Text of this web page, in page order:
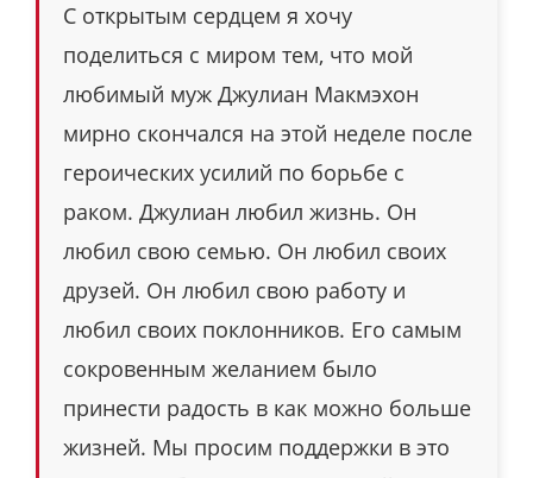
С открытым сердцем я хочу
поделиться с миром тем, что мой
любимый муж Джулиан Макмэхон
мирно скончался на этой неделе после
героических усилий по борьбе с
раком. Джулиан любил жизнь. Он
любил свою семью. Он любил своих
друзей. Он любил свою работу и
любил своих поклонников. Его самым
сокровенным желанием было
принести радость в как можно больше
жизней. Мы просим поддержки в это